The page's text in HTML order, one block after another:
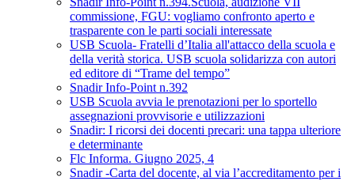
commissione, FGU: vogliamo confronto aperto e
trasparente con le parti sociali interessate
USB Scuola- Fratelli d’Italia all'attacco della scuola e
della verità storica. USB scuola solidarizza con autori
ed editore di “Trame del tempo”
Snadir Info-Point n.392
USB Scuola avvia le prenotazioni per lo sportello
assegnazioni provvisorie e utilizzazioni
Snadir: I ricorsi dei docenti precari: una tappa ulteriore
e determinante
Flc Informa. Giugno 2025, 4
Snadir -Carta del docente, al via l’accreditamento per i